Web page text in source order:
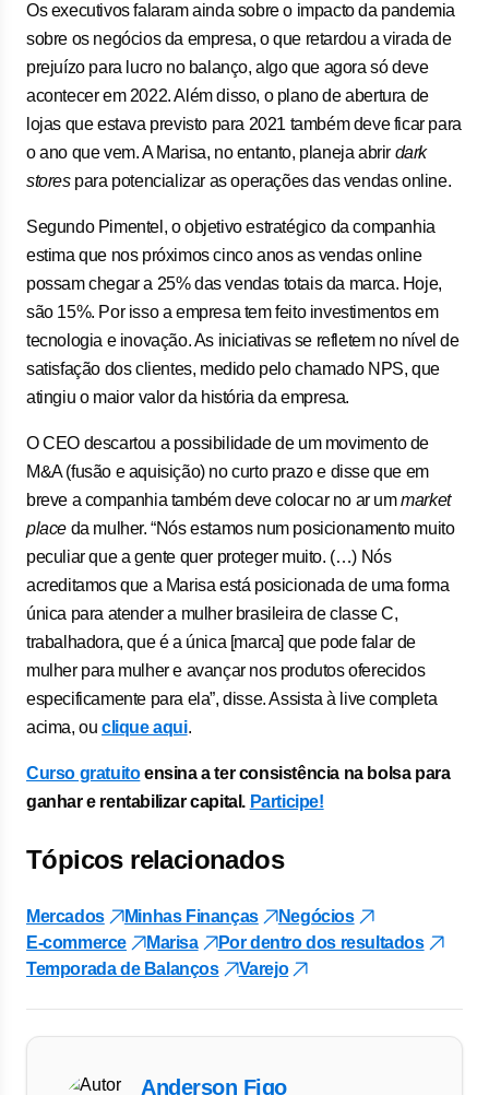
Os executivos falaram ainda sobre o impacto da pandemia
sobre os negócios da empresa, o que retardou a virada de
prejuízo para lucro no balanço, algo que agora só deve
acontecer em 2022. Além disso, o plano de abertura de
lojas que estava previsto para 2021 também deve ficar para
o ano que vem. A Marisa, no entanto, planeja abrir dark
storespara potencializar as operações das vendas online.
Segundo Pimentel, o objetivo estratégico da companhia
estima que nos próximos cinco anos as vendas online
possam chegar a 25% das vendas totais da marca. Hoje,
são 15%. Por isso a empresa tem feito investimentos em
tecnologia e inovação. As iniciativas se refletem no nível de
satisfação dos clientes, medido pelo chamado NPS, que
atingiu o maior valor da história da empresa.
O CEO descartou a possibilidade de um movimento de
M&A (fusão e aquisição) no curto prazo e disse que em
breve a companhia também deve colocar no ar ummarket
place da mulher. “Nós estamos num posicionamento muito
peculiar que a gente quer proteger muito. (…) Nós
acreditamos que a Marisa está posicionada de uma forma
única para atender a mulher brasileira de classe C,
trabalhadora, que é a única [marca] que pode falar de
mulher para mulher e avançar nos produtos oferecidos
especificamente para ela”, disse. Assista à live completa
acima, ou clique aqui.
Curso gratuitoensina a ter consistência na bolsa para
ganhar e rentabilizar capital. Participe!
Tópicos relacionados
Mercados Minhas Finanças
Negócios
E-commerce
Marisa
Por dentro dos resultados
Temporada de Balanços
Varejo
Anderson Figo